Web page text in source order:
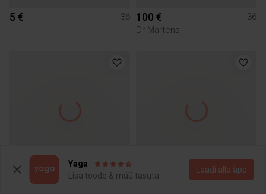
5 € 36 100 €
36
Dr Martens
36 130 €
36
Yaga
Lisa toode & müü tasuta
Laadi alla äpp